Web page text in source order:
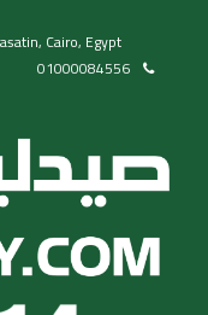
Cairo, Egypt
01000084556